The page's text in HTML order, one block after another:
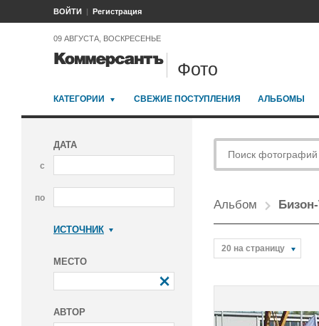
ВОЙТИ Регистрация
09 АВГУСТА, ВОСКРЕСЕНЬЕ
Фото
КАТЕГОРИИ СВЕЖИЕ ПОСТУПЛЕНИЯ АЛЬБОМЫ
ДАТА
с
по
ИСТОЧНИК
МЕСТО
АВТОР
Альбом
20 на страницу